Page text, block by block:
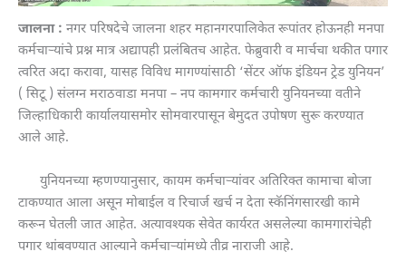
जालना : नगर परिषदेचे जालना शहर महानगरपालिकेत रूपांतर होऊनही मनपा
कर्मचाऱ्यांचे प्रश्न मात्र अद्यापही प्रलंबितच आहेत. फेब्रुवारी व मार्चचा थकीत पगार
त्वरित अदा करावा, यासह विविध मागण्यांसाठी ‘सेंटर ऑफ इंडियन ट्रेड युनियन’
( सिटू ) संलग्न मराठवाडा मनपा – नप कामगार कर्मचारी युनियनच्या वतीने
जिल्हाधिकारी कार्यालयासमोर सोमवारपासून बेमुदत उपोषण सुरू करण्यात
आले आहे.
युनियनच्या म्हणण्यानुसार, कायम कर्मचाऱ्यांवर अतिरिक्त कामाचा बोजा
टाकण्यात आला असून मोबाईल व रिचार्ज खर्च न देता स्कॅनिंगसारखी कामे
करून घेतली जात आहेत. अत्यावश्यक सेवेत कार्यरत असलेल्या कामगारांचेही
पगार थांबवण्यात आल्याने कर्मचाऱ्यांमध्ये तीव्र नाराजी आहे.